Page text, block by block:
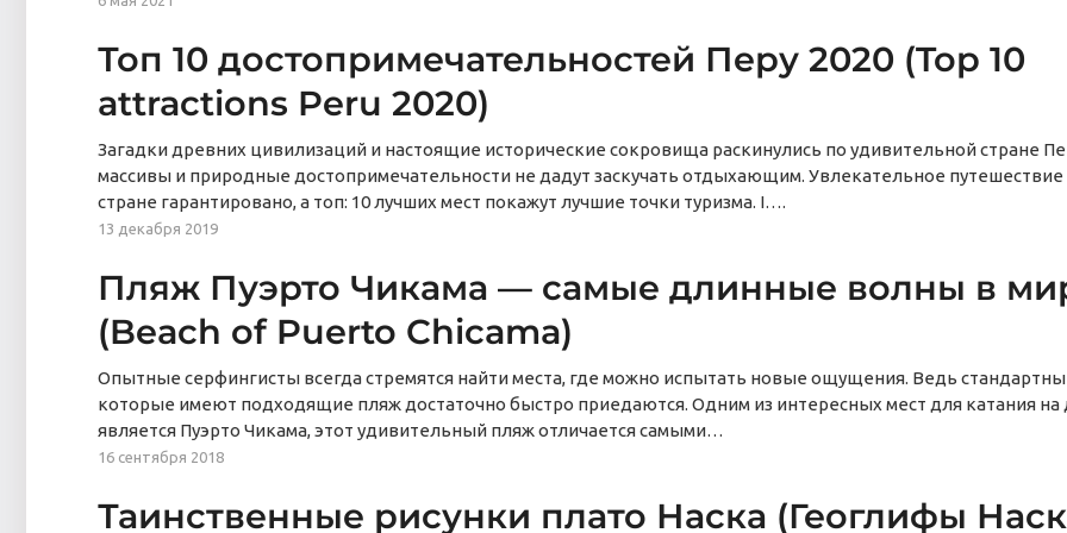
Топ 10 достопримечательностей Перу 2020 (Top 10
attractions Peru 2020)
Загадки древних цивилизаций и настоящие исторические сокровища раскинулись по удивительной стране
массивы и природные достопримечательности не дадут заскучать отдыхающим. Увлекательное путешествие
стране гарантировано, а топ: 10 лучших мест покажут лучшие точки туризма. I….
13 декабря 2019
Пляж Пуэрто Чикама — самые длинные волны в
(Beach of Puerto Chicama)
Опытные серфингисты всегда стремятся найти места, где можно испытать новые ощущения. Ведь
которые имеют подходящие пляж достаточно быстро приедаются. Одним из интересных мест для катания на
является Пуэрто Чикама, этот удивительный пляж отличается самыми…
16 сентября 2018
Таинственные рисунки плато Наска (Геоглифы